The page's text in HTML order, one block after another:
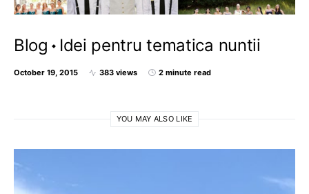
Blog Idei pentru tematica nuntii
October 19, 2015 383 views 2 minute read
YOU MAY ALSO LIKE